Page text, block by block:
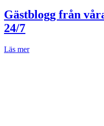
Gästblogg från
24/7
Läs mer